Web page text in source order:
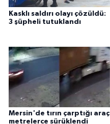
Kasklı saldırı olayı çözüldü:
3 şüpheli tutuklandı
Mersin'de tırın çarptığı araç
metrelerce sürüklendi